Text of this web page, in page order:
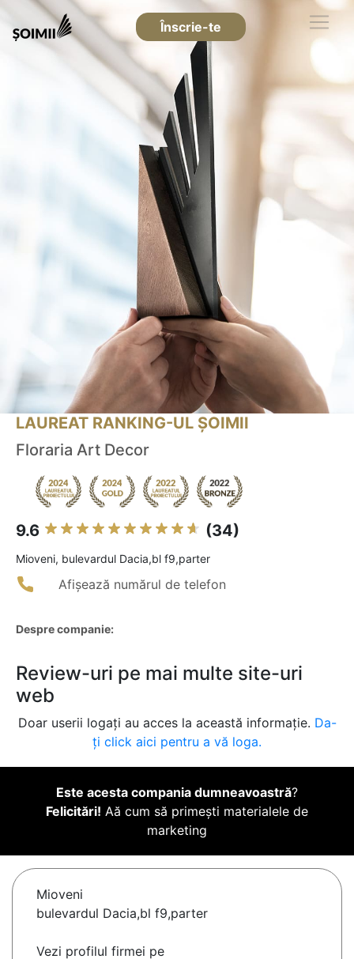
Înscrie-te
LAUREAT RANKING-UL ȘOIMII
Floraria Art Decor
9.6 (34)
Mioveni, bulevardul Dacia,bl f9,parter
Afișează numărul de telefon
Despre companie:
Review-uri pe mai multe site-uri
web
Doar userii logați au acces la această informație. Da-
ți click aici pentru a vă loga.
Este acesta compania dumneavoastră?
Felicitări! Aă cum să primești materialele de
marketing
Mioveni
bulevardul Dacia,bl f9,parter
Vezi profilul firmei pe